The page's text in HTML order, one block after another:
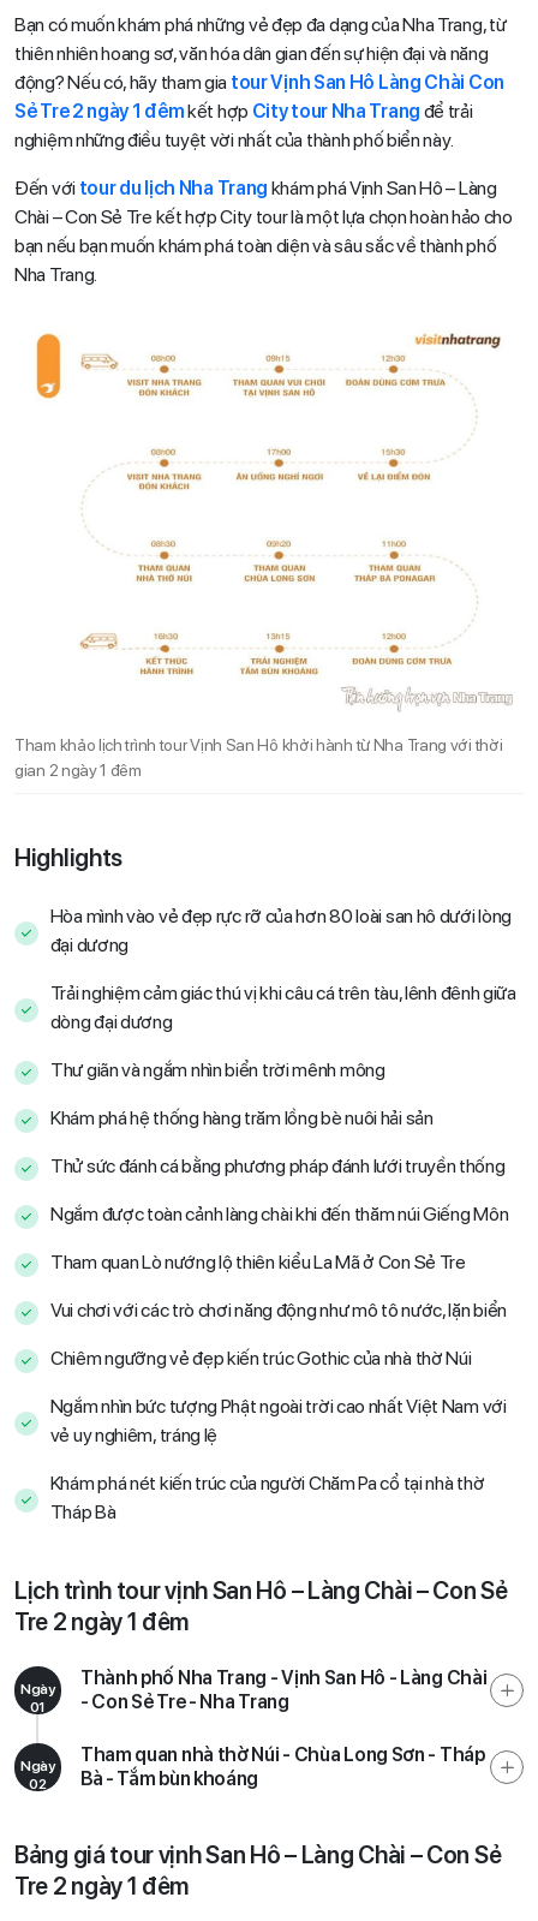
Bạn có muốn khám phá những vẻ đẹp đa dạng của Nha Trang, từ
thiên nhiên hoang sơ, văn hóa dân gian đến sự hiện đại và năng
động? Nếu có, hãy tham gia tour Vịnh San Hô Làng Chài Con
Sẻ Tre 2 ngày 1 đêmkết hợp City tour Nha Trang để trải
nghiệm những điều tuyệt vời nhất của thành phố biển này.
Đến với tour du lịch Nha Trang khám phá Vịnh San Hô – Làng
Chài – Con Sẻ Tre kết hợp City tour là một lựa chọn hoàn hảo cho
bạn nếu bạn muốn khám phá toàn diện và sâu sắc về thành phố
Nha Trang.
Tham khảo lịch trình tour Vịnh San Hô khởi hành từ Nha Trang với thời
gian 2 ngày 1 đêm
Highlights
Hòa mình vào vẻ đẹp rực rỡ của hơn 80 loài san hô dưới lòng
đại dương
Trải nghiệm cảm giác thú vị khi câu cá trên tàu, lênh đênh giữa
dòng đại dương
Thư giãn và ngắm nhìn biển trời mênh mông
Khám phá hệ thống hàng trăm lồng bè nuôi hải sản
Thử sức đánh cá bằng phương pháp đánh lưới truyền thống
Ngắm được toàn cảnh làng chài khi đến thăm núi Giếng Môn
Tham quan Lò nướng lộ thiên kiểu La Mã ở Con Sẻ Tre
Vui chơi với các trò chơi năng động như mô tô nước, lặn biển
Chiêm ngưỡng vẻ đẹp kiến trúc Gothic của nhà thờ Núi
Ngắm nhìn bức tượng Phật ngoài trời cao nhất Việt Nam với
vẻ uy nghiêm, tráng lệ
Khám phá nét kiến trúc của người Chăm Pa cổ tại nhà thờ
Tháp Bà
Lịch trình tour vịnh San Hô – Làng Chài – Con Sẻ
Tre 2 ngày 1 đêm
Ngày
01
Thành phố Nha Trang - Vịnh San Hô - Làng Chài
- Con Sẻ Tre - Nha Trang
Ngày
02
Tham quan nhà thờ Núi - Chùa Long Sơn - Tháp
Bà - Tắm bùn khoáng
Bảng giá tour vịnh San Hô – Làng Chài – Con Sẻ
Tre 2 ngày 1 đêm